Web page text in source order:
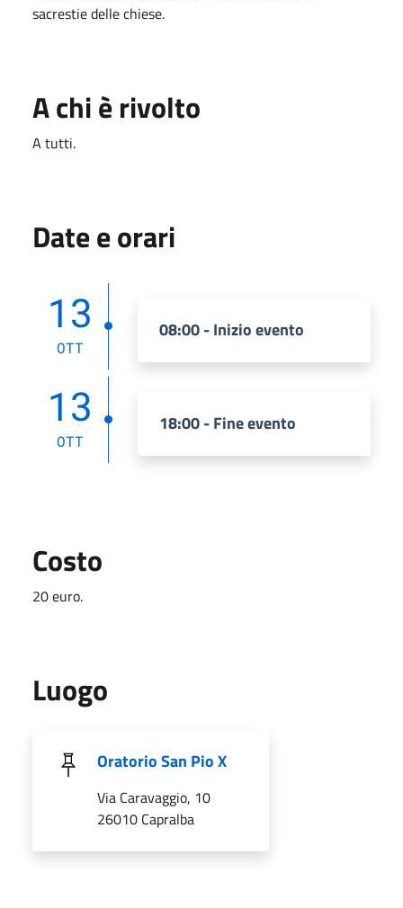
sacrestie delle chiese.
A chi è rivolto
A tutti.
Date e orari
13
OTT
08:00 - Inizio evento
13
OTT
18:00 - Fine evento
Costo
20 euro.
Luogo
Oratorio San Pio X
Via Caravaggio, 10
26010 Capralba